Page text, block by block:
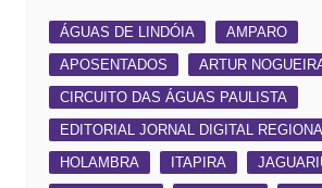
ÁGUAS DE LINDÓIA
AMPARO
APOSENTADOS
ARTUR
CIRCUITO DAS ÁGUAS PAULISTA
EDITORIAL JORNAL DIGITAL
HOLAMBRA
ITAPIRA